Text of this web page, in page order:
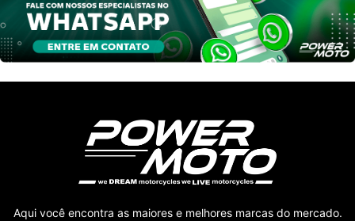
Aqui você encontra as maiores e melhores marcas do mercado.